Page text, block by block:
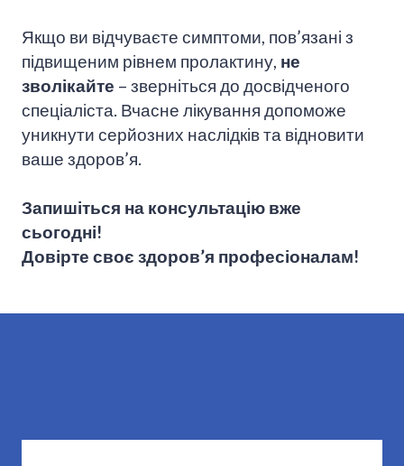
Якщо ви відчуваєте симптоми, пов’язані з
підвищеним рівнем пролактину, не
зволікайте – зверніться до досвідченого
спеціаліста. Вчасне лікування допоможе
уникнути серйозних наслідків та відновити
ваше здоров’я.
Запишіться на консультацію вже
сьогодні!
Довірте своє здоров’я професіоналам!